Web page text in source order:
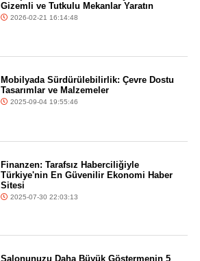
Gizemli ve Tutkulu Mekanlar Yaratın
2026-02-21 16:14:48
Mobilyada Sürdürülebilirlik: Çevre Dostu
Tasarımlar ve Malzemeler
2025-09-04 19:55:46
Finanzen: Tarafsız Haberciliğiyle
Türkiye'nin En Güvenilir Ekonomi Haber
Sitesi
2025-07-30 22:03:13
Salonunuzu Daha Büyük Göstermenin 5